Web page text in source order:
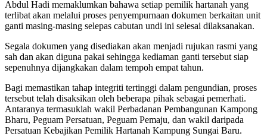
Abdul Hadi memaklumkan bahawa setiap pemilik hartanah yang
terlibat akan melalui proses penyempurnaan dokumen berkaitan unit
ganti masing-masing selepas cabutan undi ini selesai dilaksanakan.
Segala dokumen yang disediakan akan menjadi rujukan rasmi yang
sah dan akan diguna pakai sehingga kediaman ganti tersebut siap
sepenuhnya dijangkakan dalam tempoh empat tahun.
Bagi memastikan tahap integriti tertinggi dalam pengundian, proses
tersebut telah disaksikan oleh beberapa pihak sebagai pemerhati.
Antaranya termasuklah wakil Perbadanan Pembangunan Kampong
Bharu, Peguam Persatuan, Peguam Pemaju, dan wakil daripada
Persatuan Kebajikan Pemilik Hartanah Kampung Sungai Baru.